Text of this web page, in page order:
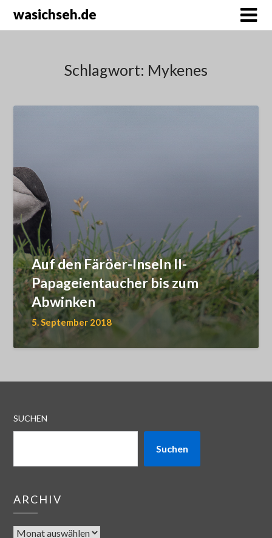
wasichseh.de
Schlagwort: Mykenes
Auf den Färöer-Inseln II-
Papageientaucher bis zum
Abwinken
5. September 2018
SUCHEN
Suchen
ARCHIV